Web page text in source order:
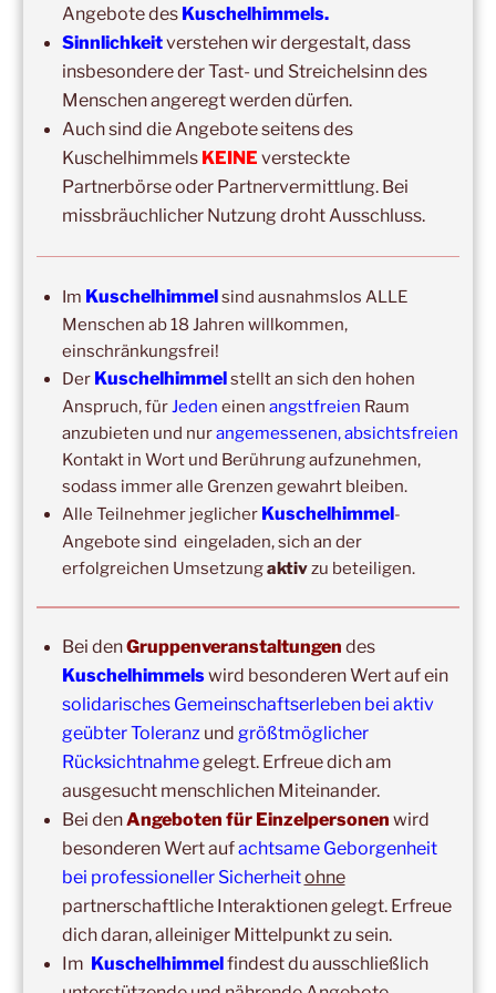
DIE NÄCHSTEN 8 VERANSTALTUNGEN:
29. August 2026
Kuschelhimmel 5h Kuscheln
15:00 –20:00,12. September 2026–
Erbach/Rheingau Kuschelhimmel 5h Kuscheln
Ganztags,13. September 2026–Jahresgruppe
Ausbildung Berührungs- und Kuscheltrainer*in
14:00–19:00 ,19. September 2026–Marburg
Kuschelhimmel 5h mit Klangschalenbegleitung
Wochenend-Event, 26. September 2026–27.
September 2026–Wochenende für 2:1 Ausbildung
Kuschelhimmel 6h
Wochenend-Event,17. Oktober 2026 – 18. Oktober
2026–Wochenende für 2:1 Ausbildung
14:00–16:00,24. Oktober 2026–Free Hugs-Aktion
Frankfurt, Zeil (Nähe Konstabler Wache, vor H&M) 2h
Angebote des Kuschelhimmels.
Sinnlichkeitverstehen wir dergestalt, dass
insbesondere der Tast- und Streichelsinn des
Menschen angeregt werden dürfen.
Auch sind die Angebote seitens des
Kuschelhimmels KEINE versteckte
Partnerbörse oder Partnervermittlung. Bei
missbräuchlicher Nutzung droht Ausschluss.
Im Kuschelhimmelsind ausnahmslos ALLE
Menschen ab 18 Jahren willkommen,
einschränkungsfrei!
Der Kuschelhimmelstellt an sich den hohen
Anspruch, für Jeden einen angstfreien Raum
anzubieten und nurangemessenen, absichtsfreien
Kontakt in Wort und Berührung aufzunehmen,
sodass immer alle Grenzen gewahrt bleiben.
Alle Teilnehmer jeglicher Kuschelhimmel-
Angebote sind eingeladen, sich an der
erfolgreichen Umsetzungaktivzu beteiligen.
Bei denGruppenveranstaltungen des
Kuschelhimmelswird besonderen Wert auf ein
solidarisches Gemeinschaftserleben bei aktiv
geübter Toleranzund größtmöglicher
Rücksichtnahmegelegt. Erfreue dich am
ausgesucht menschlichen Miteinander.
Bei denAngeboten für Einzelpersonen wird
besonderen Wert aufachtsame Geborgenheit
bei professioneller Sicherheitohne
partnerschaftliche Interaktionen gelegt. Erfreue
dich daran, alleiniger Mittelpunkt zu sein.
Im Kuschelhimmelfindest du ausschließlich